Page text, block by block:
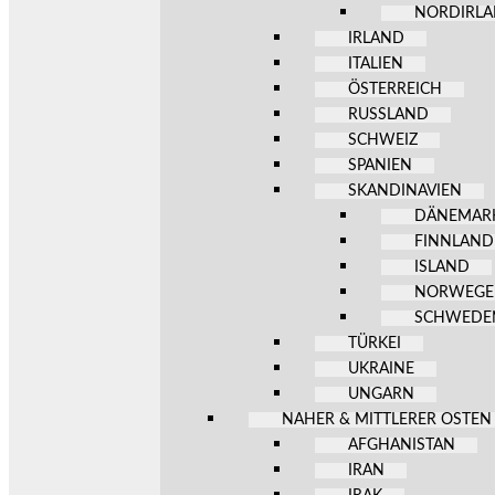
IRLAND
ITALIEN
ÖSTERREICH
RUSSLAND
SCHWEIZ
SPANIEN
SKANDINAVIEN
FINNLAND
ISLAND
TÜRKEI
UKRAINE
UNGARN
NAHER & MITTLERER OSTEN
AFGHANISTAN
IRAN